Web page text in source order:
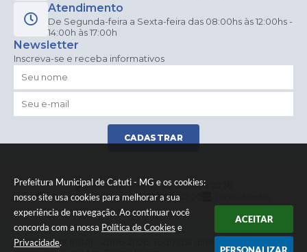
Prefeitura Municipal de Catuti - MG e os cookies:
nosso site usa cookies para melhorar a sua
experiência de navegação. Ao continuar você
concorda com a nossa Política de Cookies e
Privacidade.
ACEITAR
Atendimento
De Segunda-feira a Sexta-feira das 08:00hs às 12:00hs -
14:00h às 17:00h
Newsletter
Inscreva-se e receba informativos
CADASTRAR
Versão do Sistema:3.5.3 - 19/06/2026
Portal atualizado em:15/07/2026 12:20
© Copyright Instar - 2006-2026. Todos os direitos